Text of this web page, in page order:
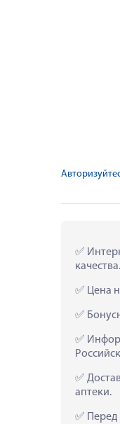
качества.
Цена
аптеки.